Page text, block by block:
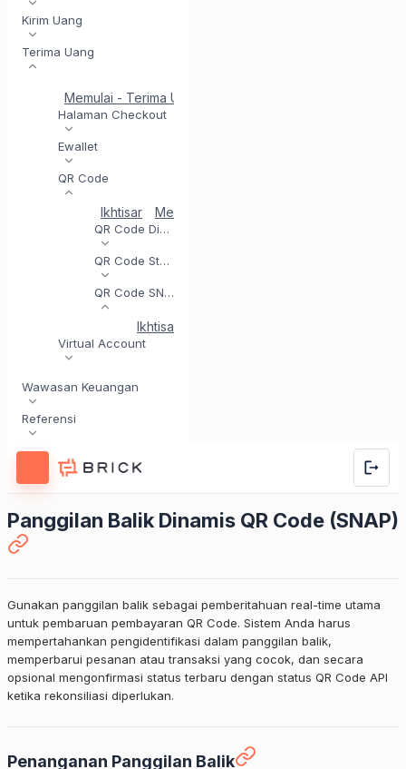
Kirim Uang
Terima Uang
Memulai - Terima Uang
Halaman Checkout
Ewallet
QR Code
Ikhtisar Mendaftar untuk QR Code
QR Code Dinamis
QR Code Statis
QR Code SNAP
Ikhtisar
Virtual Account
Wawasan Keuangan
Referensi
Panggilan Balik Dinamis QR Code (SNAP)
Gunakan panggilan balik sebagai pemberitahuan real-time utama
untuk pembaruan pembayaran QR Code. Sistem Anda harus
mempertahankan pengidentifikasi dalam panggilan balik,
memperbarui pesanan atau transaksi yang cocok, dan secara
opsional mengonfirmasi status terbaru dengan status QR Code API
ketika rekonsiliasi diperlukan.
Penanganan Panggilan Balik